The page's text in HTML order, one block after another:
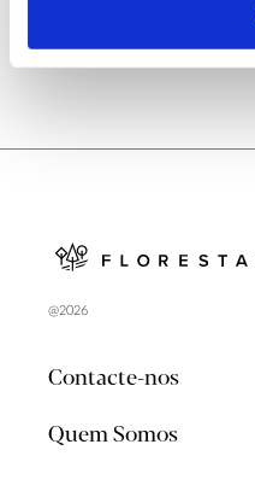
@2026
Contacte-nos
Quem Somos